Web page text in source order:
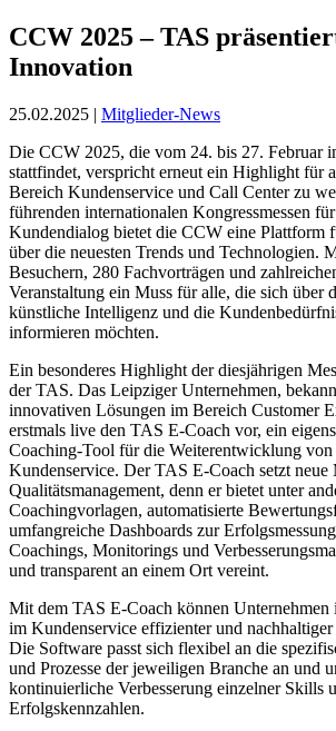
CCW 2025 – TAS
Innovation
25.02.2025 | Mitglieder-News
Die CCW 2025, die vom 24. bis 27. Februar
stattfindet, verspricht erneut ein Highlight für
Bereich Kundenservice und Call Center zu
führenden internationalen Kongressmessen
Kundendialog bietet die CCW eine Plattform
über die neuesten Trends und Technologien.
Besuchern, 280 Fachvorträgen und
Veranstaltung ein Muss für alle, die sich über
künstliche Intelligenz und die
informieren möchten.
Ein besonderes Highlight der diesjährigen
der TAS. Das Leipziger Unternehmen,
innovativen Lösungen im Bereich Customer
erstmals live den TAS E-Coach vor, ein
Coaching-Tool für die Weiterentwicklung
Kundenservice. Der TAS E-Coach setzt neue
Qualitätsmanagement, denn er bietet unter
Coachingvorlagen, automatisierte
umfangreiche Dashboards zur
Coachings, Monitorings und
und transparent an einem Ort vereint.
Mit dem TAS E-Coach können Unternehmen
im Kundenservice effizienter und
Die Software passt sich flexibel an die
und Prozesse der jeweiligen Branche an und
kontinuierliche Verbesserung einzelner Skills
Erfolgskennzahlen.